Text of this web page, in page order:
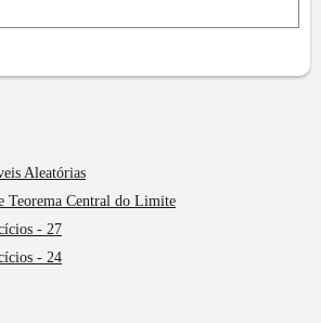
Aleatórias
Teorema Central do Limite
- 27
- 24